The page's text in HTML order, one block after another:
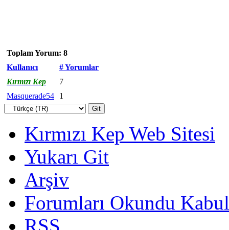
Toplam Yorum: 8
Kullanıcı
# Yorumlar
Kırmızı Kep
7
Masquerade54
1
Kırmızı Kep Web Sitesi
Yukarı Git
Arşiv
Forumları Okundu
RSS